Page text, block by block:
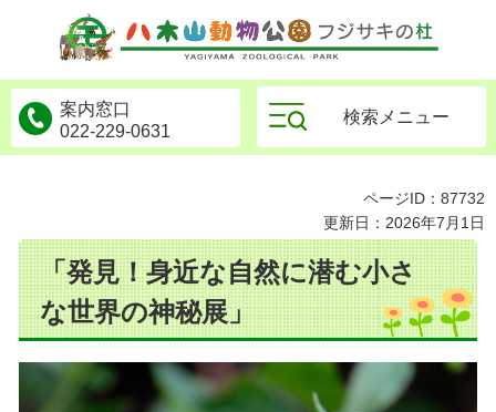
公園フジサキの杜
案内窓口
022-229-0631
検索メニュー
ページID：87732
更新日：2026年7月1日
「発見！身近な自然に潜む小さ
な世界の神秘展」